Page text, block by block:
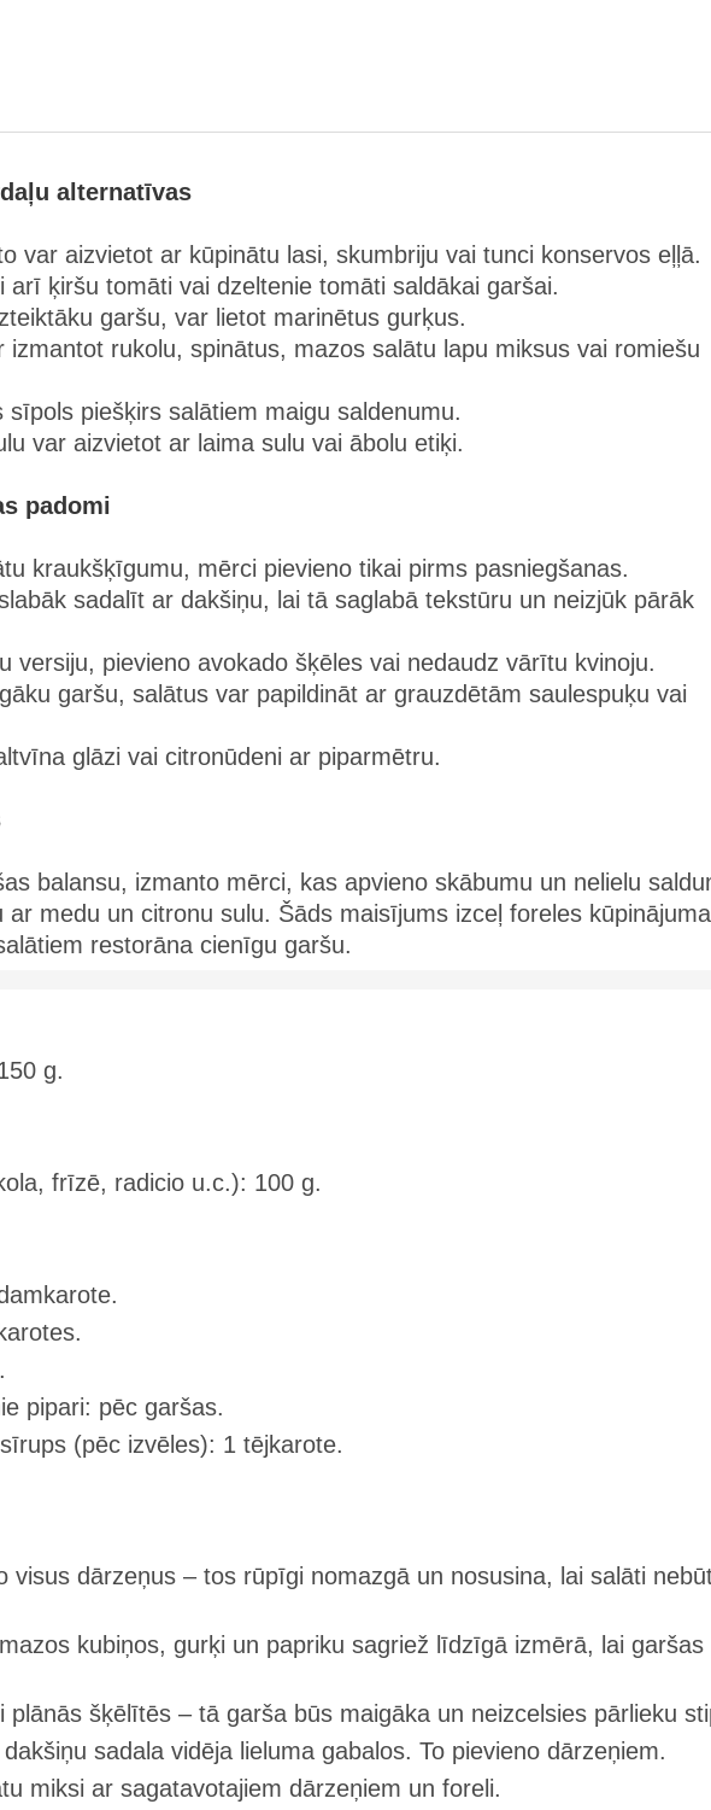
alternatīvas
var aizvietot ar kūpinātu lasi, skumbriju vai tunci konservos eļļā.
arī ķiršu tomāti vai dzeltenie tomāti saldākai garšai.
garšu, var lietot marinētus gurķus.
izmantot rukolu, spinātus, mazos salātu lapu miksus vai romiešu
sīpols piešķirs salātiem maigu saldenumu.
var aizvietot ar laima sulu vai ābolu etiķi.
padomi
kraukšķīgumu, mērci pievieno tikai pirms pasniegšanas.
sadalīt ar dakšiņu, lai tā saglabā tekstūru un neizjūk pārāk
versiju, pievieno avokado šķēles vai nedaudz vārītu kvinoju.
garšu, salātus var papildināt ar grauzdētām saulespuķu vai
glāzi vai citronūdeni ar piparmētru.
balansu, izmanto mērci, kas apvieno skābumu un nelielu
ar medu un citronu sulu. Šāds maisījums izceļ foreles kūpinājuma
restorāna cienīgu garšu.
g.
frīzē, radicio u.c.): 100 g.
pipari: pēc garšas.
(pēc izvēles): 1 tējkarote.
visus dārzeņus – tos rūpīgi nomazgā un nosusina, lai salāti
kubiņos, gurķi un papriku sagriež līdzīgā izmērā, lai garšas
plānās šķēlītēs – tā garša būs maigāka un neizcelsies pārlieku
sadala vidēja lieluma gabalos. To pievieno dārzeņiem.
miksi ar sagatavotajiem dārzeņiem un foreli.